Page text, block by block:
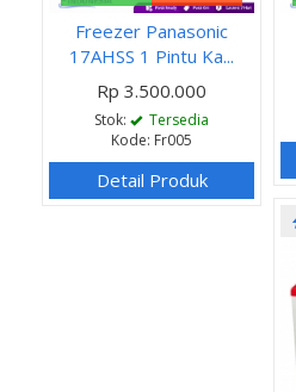
Freezer Panasonic
17AHSS 1 Pintu Ka...
Rp 3.500.000
Stok:
Tersedia
Kode: Fr005
Detail Produk